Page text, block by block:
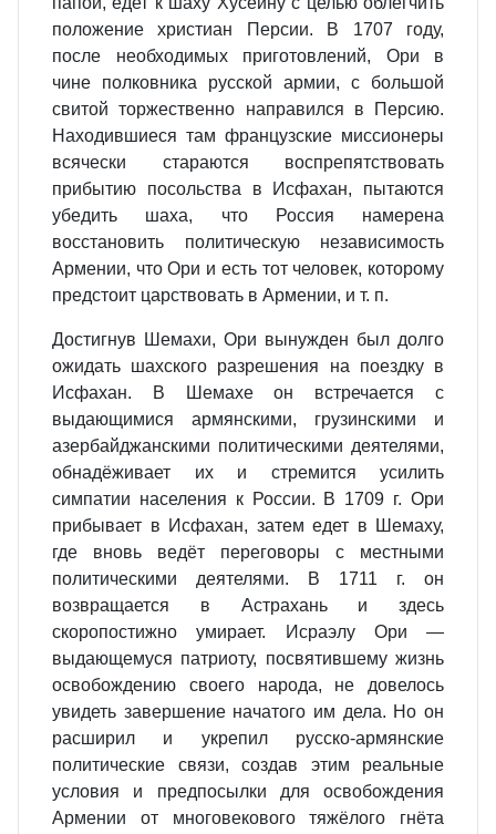
положение христиан Персии. В 1707 году,
после необходимых приготовлений, Ори в
чине полковника русской армии, с большой
свитой торжественно направился в Персию.
Находившиеся там французские миссионеры
всячески стараются воспрепятствовать
прибытию посольства в Исфахан, пытаются
убедить шаха, что Россия намерена
восстановить политическую независимость
Армении, что Ори и есть тот человек, которому
предстоит царствовать в Армении, и т. п.
Достигнув Шемахи, Ори вынужден был долго
ожидать шахского разрешения на поездку в
Исфахан. В Шемахе он встречается с
выдающимися армянскими, грузинскими и
азербайджанскими политическими деятелями,
обнадёживает их и стремится усилить
симпатии населения к России. В 1709 г. Ори
прибывает в Исфахан, затем едет в Шемаху,
где вновь ведёт переговоры с местными
политическими деятелями. В 1711 г. он
возвращается в Астрахань и здесь
скоропостижно умирает. Исраэлу Ори —
выдающемуся патриоту, посвятившему жизнь
освобождению своего народа, не довелось
увидеть завершение начатого им дела. Но он
расширил и укрепил русско‐армянские
политические связи, создав этим реальные
условия и предпосылки для освобождения
Армении от многовекового тяжёлого гнёта